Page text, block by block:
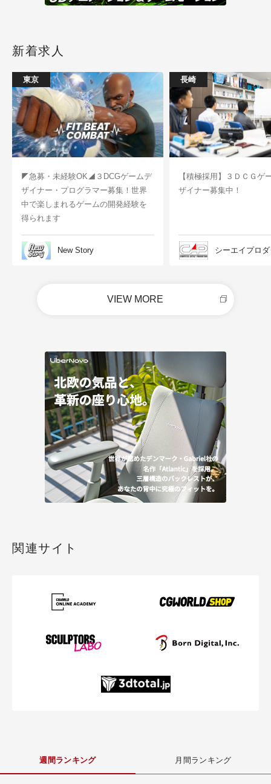
新着求人
東京
◤急募・未経験OK◢３DCGゲームデ
ザイナー・プログラマー募集！世界
中で楽しまれるゲームの開発経験を
得られます
New Story
長崎
【積極採用】３ＤＣＧゲ
ザイナー募集中！
シーエイプロ
VIEW MORE
関連サイト
週間ランキング 月間ランキング